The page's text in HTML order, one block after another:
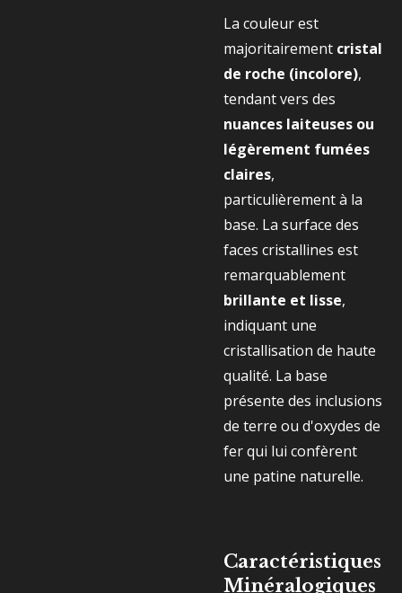
La couleur est
majoritairement cristal
de roche (incolore),
tendant vers des
nuances laiteuses ou
légèrement fumées
claires,
particulièrement à la
base. La surface des
faces cristallines est
remarquablement
brillante et lisse,
indiquant une
cristallisation de haute
qualité. La base
présente des inclusions
de terre ou d'oxydes de
fer qui lui confèrent
une patine naturelle.
Caractéristiques
Minéralogiques